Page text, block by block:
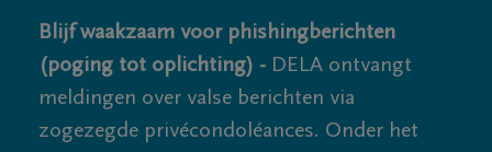
Blijf waakzaam voor phishingberichten
(poging tot oplichting) - DELA ontvangt
meldingen over valse berichten via
zogezegde privécondoléances. Onder het